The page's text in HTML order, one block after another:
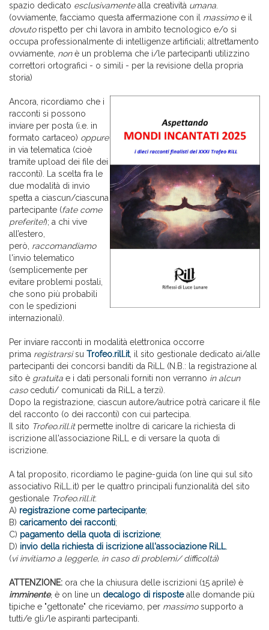
spazio dedicato esclusivamentealla creatività umana
(ovviamente, facciamo questa affermazione con il massimoe il
dovuto rispetto per chi lavora in ambito tecnologico e/o si
occupa professionalmente di intelligenze artificiali; altrettamento
ovviamente, nonè un problema che i/le partecipanti utilizzino
correttori ortografici - o simili - per la revisione della propria
storia)
Ancora, ricordiamo che i
racconti si possono
inviare per posta (i.e. in
formato cartaceo) oppure
in via telematica (cioè
tramite upload dei file dei
racconti). La scelta fra le
due modalità di invio
spetta a ciascun/ciascuna
partecipante (fate come
preferite!); a chi vive
all’estero,
però, raccomandiamo
l'invio telematico
(semplicemente per
evitare problemi postali,
che sono più probabili
con le spedizioni
internazionali).
Per inviare racconti in modalità elettronica occorre
prima registrarsisu Trofeo.rill.it, il sito gestionale dedicato ai/alle
partecipanti dei concorsi banditi da RiLL (N.B.: la registrazione al
sito è gratuita e i dati personali forniti non verranno in alcun
casoceduti/ comunicati da RiLL a terzi).
Dopo la registrazione, ciascun autore/autrice potrà caricare il file
del racconto (o dei racconti) con cui partecipa.
Il sito Trofeo.rill.itpermette inoltre di caricare la richiesta di
iscrizione all'associazione RiLL e di versare la quota di
iscrizione.
A tal proposito, ricordiamo le pagine-guida (on line qui sul sito
associativo RiLL.it) per le quattro principali funzionalità del sito
gestionale Trofeo.rill.it:
A) registrazione come partecipante;
B) caricamento dei racconti;
C) pagamento della quota di iscrizione;
D) invio della richiesta di iscrizione all'associazione RiLL.
(vi invitiamo a leggerle, in caso di problemi/ difficoltà)
ATTENZIONE: ora che la chiusura delle iscrizioni (15 aprile) è
imminente, è on line un decalogo di rispostealle domande più
tipiche e "gettonate" che riceviamo, per massimosupporto a
tutti/e gli/le aspiranti partecipanti.